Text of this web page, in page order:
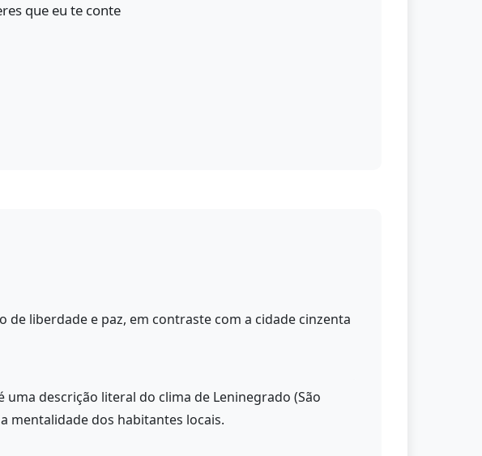
que eu te conte
liberdade e paz, em contraste com a cidade cinzenta
uma descrição literal do clima de Leninegrado (São
mentalidade dos habitantes locais.